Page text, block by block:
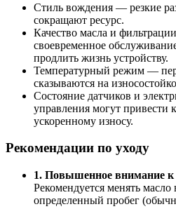
Стиль вождения — резкие
сокращают ресурс.
Качество масла и
своевременное
продлить жизнь устройству.
Температурный режим —
сказываются на
Состояние датчиков и
управления могут привести
ускоренному износу.
Рекомендации по уходу
1. Повышенное внимание к
Рекомендуется менять масло
определенный пробег